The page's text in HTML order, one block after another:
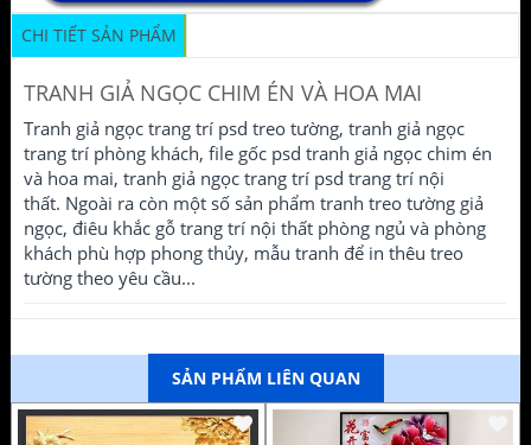
CHI TIẾT SẢN PHẨM
TRANH GIẢ NGỌC CHIM ÉN VÀ HOA MAI
Tranh giả ngọc trang trí psd treo tường, tranh giả ngọc
trang trí phòng khách, file gốc psd tranh giả ngọc chim én
và hoa mai, tranh giả ngọc trang trí psd trang trí nội
thất. Ngoài ra còn một số sản phẩm tranh treo tường giả
ngọc, điêu khắc gỗ trang trí nội thất phòng ngủ và phòng
khách phù hợp phong thủy, mẫu tranh để in thêu treo
tường theo yêu cầu...
SẢN PHẨM LIÊN QUAN